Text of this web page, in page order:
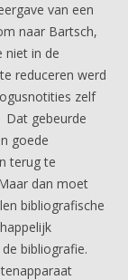
van een
naar Bartsch,
niet in de
reduceren werd
zelf
Dat gebeurde
goede
terug te
dan moet
bibliografische
bibliografie.